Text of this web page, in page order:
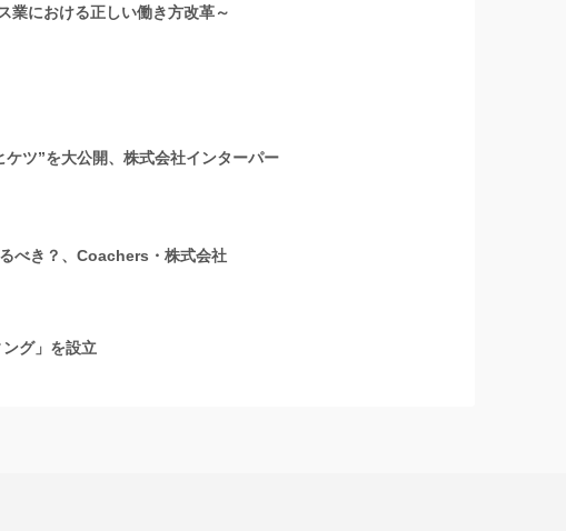
業における正しい働き方改革～
ケツ”を大公開、株式会社インターパー
べき？、Coachers・株式会社
グ」を設立